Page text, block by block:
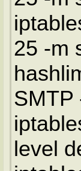
25 -m
SMTP
level